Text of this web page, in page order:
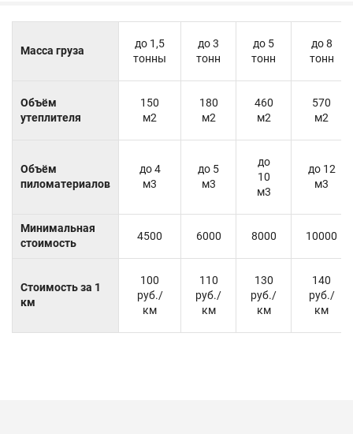
Масса груза
до 1,5
тонны
до 3
тонн
до 5
тонн
до 8
тонн
Объём
утеплителя
150
м2
180
м2
460
м2
570
м2
Объём
пиломатериалов
до 4
м3
до 5
м3
до
10
м3
до 12
м3
Минимальная
стоимость
4500 6000 8000 10000
Стоимость за 1
км
100
руб./
км
110
руб./
км
130
руб./
км
140
руб./
км